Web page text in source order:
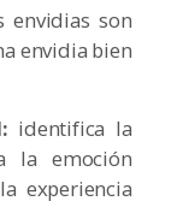
envidias son
envidia bien
identifica la
la emoción
experiencia